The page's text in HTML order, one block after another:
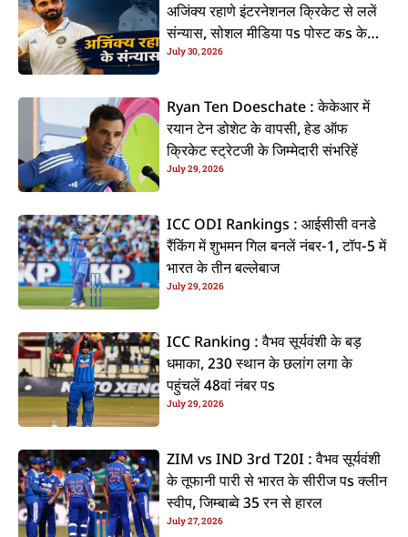
अजिंक्य रहाणे इंटरनेशनल क्रिकेट से ललें
संन्यास, सोशल मीडिया पs पोस्ट कs के
कइलें एलान
July 30, 2026
Ryan Ten Doeschate : केकेआर में
रयान टेन डोशेट के वापसी, हेड ऑफ
क्रिकेट स्ट्रेटजी के जिम्मेदारी संभरिहें
July 29, 2026
ICC ODI Rankings : आईसीसी वनडे
रैंकिंग में शुभमन गिल बनलें नंबर-1, टॉप-5 में
भारत के तीन बल्लेबाज
July 29, 2026
ICC Ranking : वैभव सूर्यवंशी के बड़
धमाका, 230 स्थान के छलांग लगा के
पहुंचलें 48वां नंबर पs
July 29, 2026
ZIM vs IND 3rd T20I : वैभव सूर्यवंशी
के तूफानी पारी से भारत के सीरीज पs क्लीन
स्वीप, जिम्बाब्वे 35 रन से हारल
July 27, 2026